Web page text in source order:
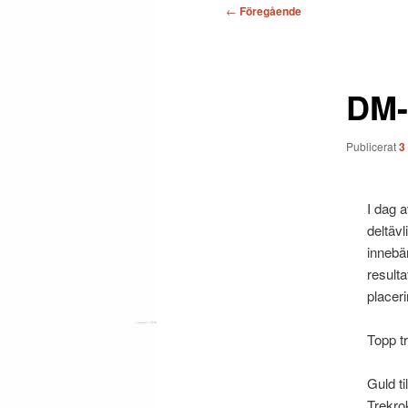
Inläggsnavigering
← Föregående
Publicerat3
I dag
Topp
Guld